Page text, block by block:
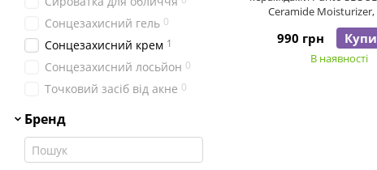
Ceramide Moisturizer,
990 грн
В наявності
Сонцезахисний гель 0
Сонцезахисний крем 1
Сонцезахисний лосьйон 0
Точковий засіб від акне 0
Бренд